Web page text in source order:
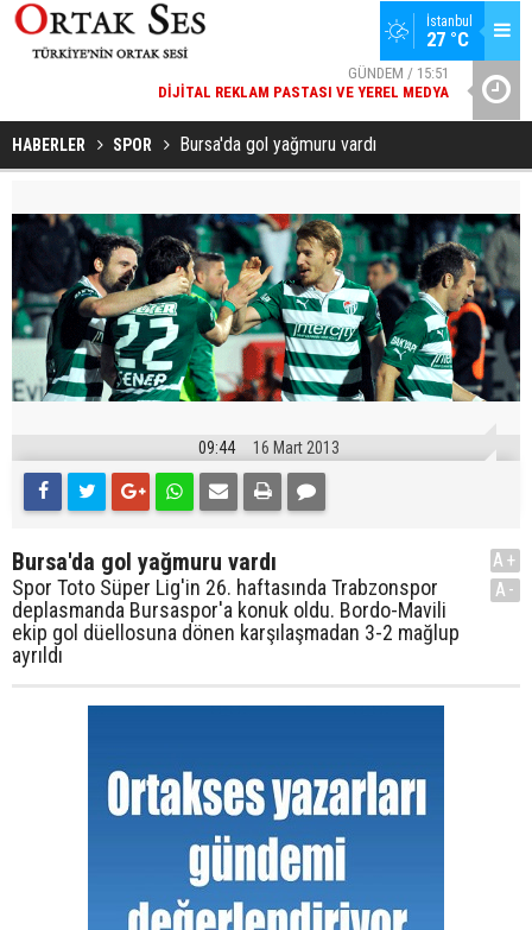
İstanbul
27 °C
GÜNDEM / 15:51
DIJITAL REKLAM PASTASI VE YEREL MEDYA
SPOR / 14:20
GENÇLERBIRLIĞI SPOR KULÜBÜNDEN AÇIKLAMA GELDI
HABERLER SPOR Bursa'da gol yağmuru vardı
09:44 16 Mart 2013
Bursa'da gol yağmuru vardı
Spor Toto Süper Lig'in 26. haftasında Trabzonspor
deplasmanda Bursaspor'a konuk oldu. Bordo-Mavili
ekip gol düellosuna dönen karşılaşmadan 3-2 mağlup
ayrıldı
A+
A-